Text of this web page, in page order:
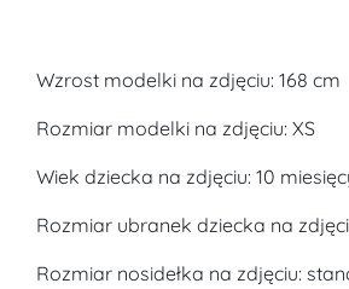
Wzrost modelki na zdjęciu: 168 cm
Rozmiar modelki na zdjęciu: XS
Wiek dziecka na zdjęciu: 10
Rozmiar ubranek dziecka na
Rozmiar nosidełka na zdjęciu: